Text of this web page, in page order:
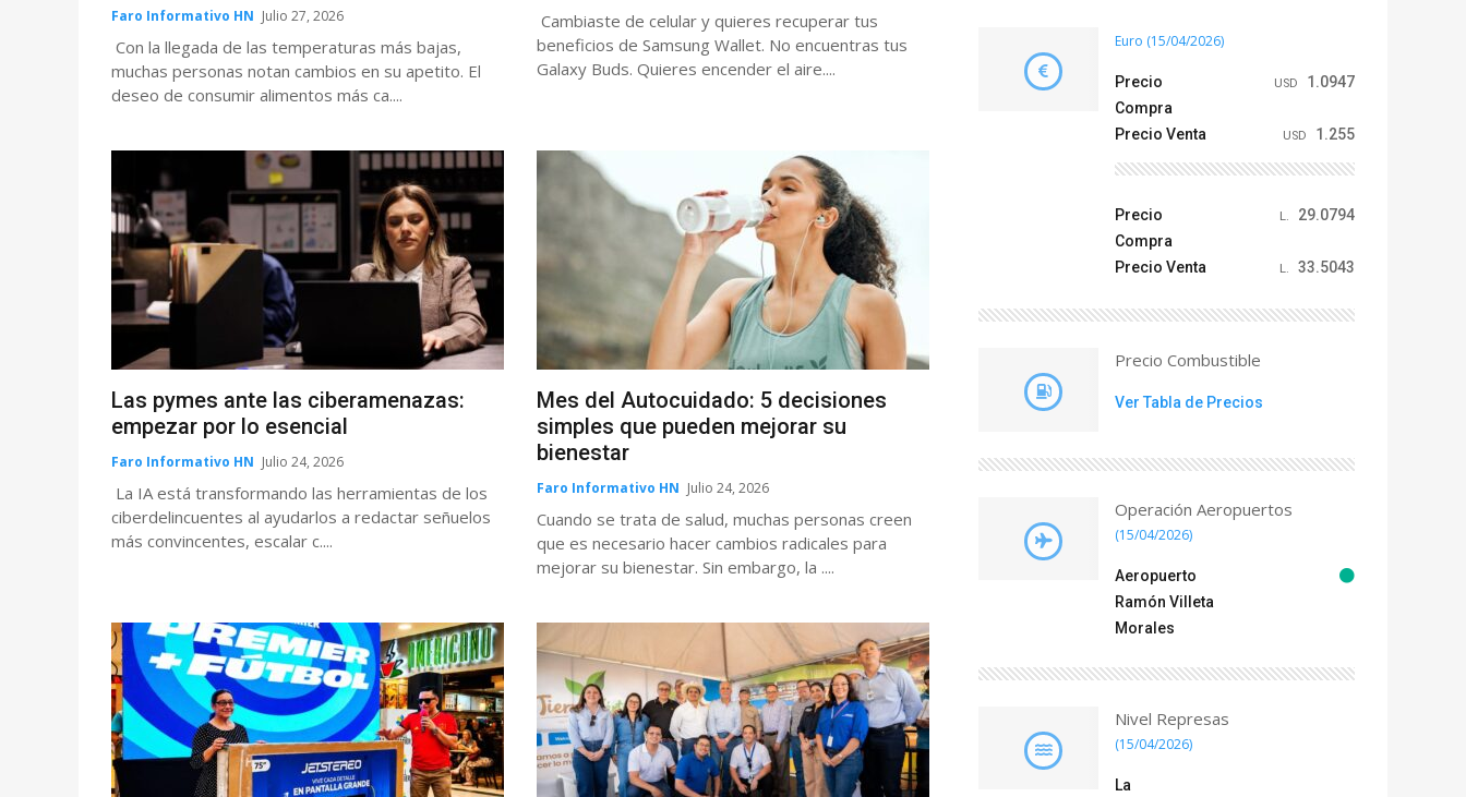
Faro Informativo HN Julio 27, 2026
Con la llegada de las temperaturas más bajas,
muchas personas notan cambios en su apetito. El
deseo de consumir alimentos más ca....
Cambiaste de celular y quieres recuperar tus
beneficios de Samsung Wallet. No encuentras tus
Galaxy Buds. Quieres encender el aire....
Las pymes ante las ciberamenazas:
empezar por lo esencial
Faro Informativo HN Julio 24, 2026
La IA está transformando las herramientas de los
ciberdelincuentes al ayudarlos a redactar señuelos
más convincentes, escalar c....
Mes del Autocuidado: 5 decisiones
simples que pueden mejorar su
bienestar
Faro Informativo HN Julio 24, 2026
Cuando se trata de salud, muchas personas creen
que es necesario hacer cambios radicales para
mejorar su bienestar. Sin embargo, la ....
Euro (15/04/2026)
Precio
Compra
USD 1.0947
Precio Venta USD 1.255
Precio
Compra
L. 29.0794
Precio Venta L. 33.5043
Precio Combustible
Ver Tabla de Precios
Operación Aeropuertos
(15/04/2026)
Aeropuerto
Ramón Villeta
Morales
Nivel Represas
(15/04/2026)
La